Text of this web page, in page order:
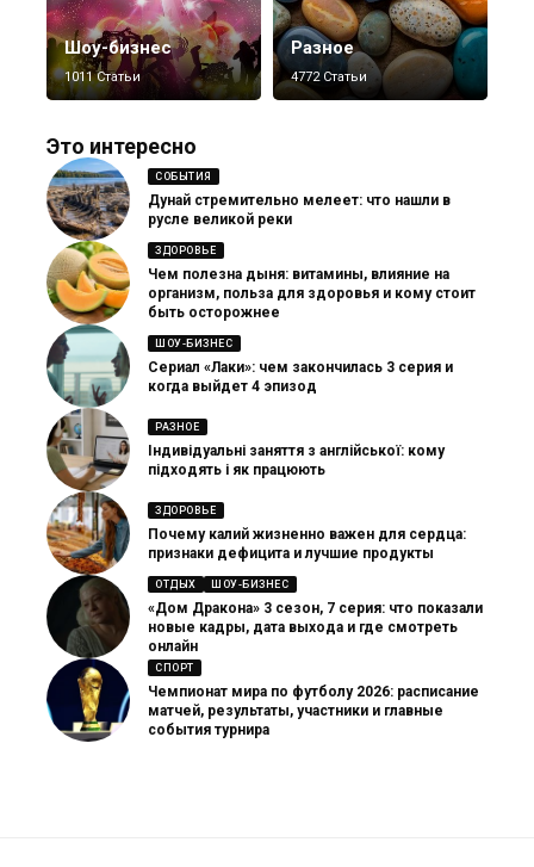
Шоу-бизнес
1011 Статьи
Разное
4772 Статьи
Это интересно
СОБЫТИЯ
Дунай стремительно мелеет: что нашли в
русле великой реки
ЗДОРОВЬЕ
Чем полезна дыня: витамины, влияние на
организм, польза для здоровья и кому стоит
быть осторожнее
ШОУ-БИЗНЕС
Сериал «Лаки»: чем закончилась 3 серия и
когда выйдет 4 эпизод
РАЗНОЕ
Індивідуальні заняття з англійської: кому
підходять і як працюють
ЗДОРОВЬЕ
Почему калий жизненно важен для сердца:
признаки дефицита и лучшие продукты
ОТДЫХ ШОУ-БИЗНЕС
«Дом Дракона» 3 сезон, 7 серия: что показали
новые кадры, дата выхода и где смотреть
онлайн
СПОРТ
Чемпионат мира по футболу 2026: расписание
матчей, результаты, участники и главные
события турнира